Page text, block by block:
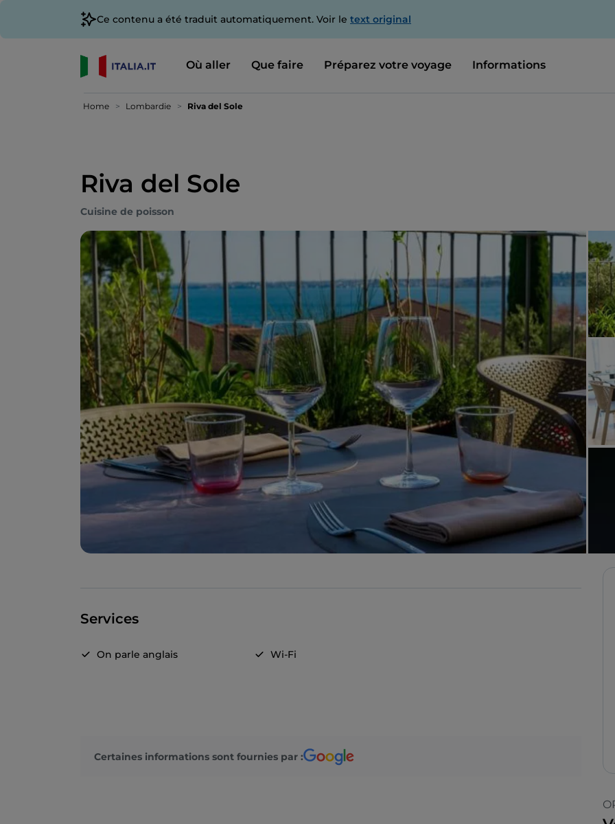
Ce contenu a été traduit automatiquement. Voir le text original
Où aller Que faire Préparez votre voyage Informations
Home Lombardie Riva del Sole
Riva del Sole
Cuisine de poisson
Services
On parle anglais Wi-Fi
Certaines informations sont fournies par :